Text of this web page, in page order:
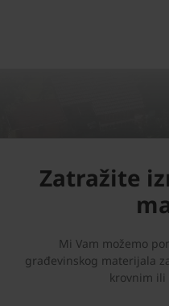
Zatražite
Mi Vam možemo
građevinskog materijala
krovnim ili